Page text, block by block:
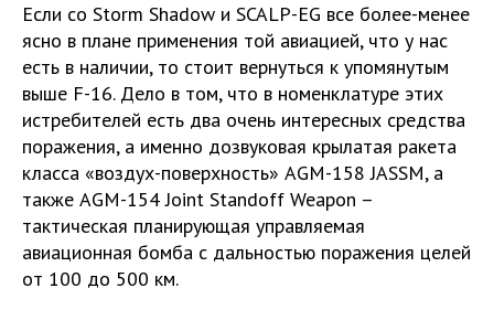
Если со Storm Shadow и SCALP-EG все более-менее
ясно в плане применения той авиацией, что у нас
есть в наличии, то стоит вернуться к упомянутым
выше F-16. Дело в том, что в номенклатуре этих
истребителей есть два очень интересных средства
поражения, а именно дозвуковая крылатая ракета
класса «воздух-поверхность» AGM-158 JASSM, а
также AGM-154 Joint Standoff Weapon –
тактическая планирующая управляемая
авиационная бомба с дальностью поражения целей
от 100 до 500 км.